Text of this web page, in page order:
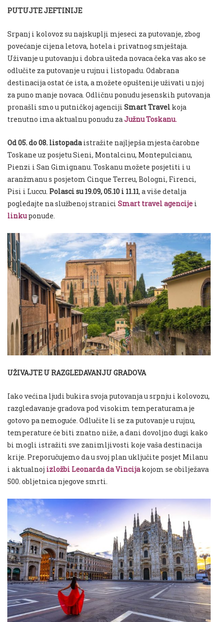
PUTUJTE JEFTINIJE
Srpanj i kolovoz su najskuplji mjeseci za putovanje, zbog
povećanje cijena letova, hotela i privatnog smještaja.
Uživanje u putovanju i dobra ušteda novaca čeka vas ako se
odlučite za putovanje u rujnu i listopadu. Odabrana
destinacija ostat će ista, a možete opuštenije uživati u njoj
za puno manje novaca. Odličnu ponudu jesenskih putovanja
pronašli smo u putničkoj agenciji Smart Travel koja
trenutno ima aktualnu ponudu za Južnu Toskanu.
Od 05. do 08. listopadaistražite najljepša mjesta čarobne
Toskane uz posjetu Sieni, Montalcinu, Montepulcianu,
Pienzi i San Gimignanu. Toskanu možete posjetiti i u
aranžmanu s posjetom Cinque Terreu, Bologni, Firenci,
Pisi i Luccu. Polasci su 19.09, 05.10 i 11.11, a više detalja
pogledajte na službenoj stranici Smart travel agencije i
linku ponude.
UŽIVAJTE U RAZGLEDAVANJU GRADOVA
Iako većina ljudi bukira svoja putovanja u srpnju i kolovozu,
razgledavanje gradova pod visokim temperaturama je
gotovo pa nemoguće. Odlučite li se za putovanje u rujnu,
temperature će biti znatno niže, a dani dovoljno dugi kako
bi mogli istražiti sve zanimljivosti koje vaša destinacija
krije. Preporučujemo da u svoj plan uključite posjet Milanu
i aktualnoj izložbi Leonarda da Vincijakojom se obilježava
500. obljetnica njegove smrti.